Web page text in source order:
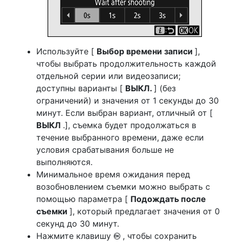
Используйте [ Выбор времени записи ],
чтобы выбрать продолжительность каждой
отдельной серии или видеозаписи;
доступны варианты [ ВЫКЛ. ] (без
ограничений) и значения от 1 секунды до 30
минут. Если выбран вариант, отличный от [
ВЫКЛ .], съемка будет продолжаться в
течение выбранного времени, даже если
условия срабатывания больше не
выполняются.
Минимальное время ожидания перед
возобновлением съемки можно выбрать с
помощью параметра [ Подождать после
съемки ], который предлагает значения от 0
секунд до 30 минут.
Нажмите клавишу J , чтобы сохранить